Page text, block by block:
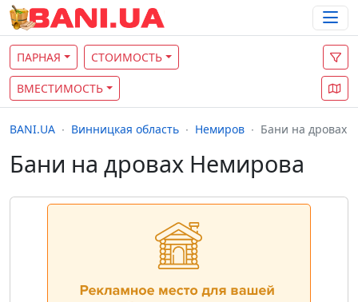
ПАРНАЯ СТОИМОСТЬ
ВМЕСТИМОСТЬ
BANI.UA Винницкая область Немиров Бани на дровах
Бани на дровах Немирова